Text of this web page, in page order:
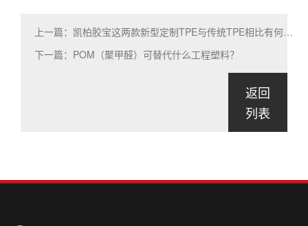
上一篇：凯柏胶宝这两款新型定制TPE与传统TPE相比有何优势
下一篇：POM（聚甲醛）可替代什么工程塑料？
返回
列表